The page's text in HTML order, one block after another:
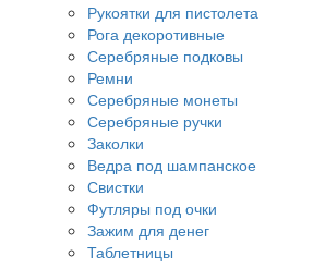
Рукоятки для пистолета
Рога декоротивные
Серебряные подковы
Ремни
Серебряные монеты
Серебряные ручки
Заколки
Ведра под шампанское
Свистки
Футляры под очки
Зажим для денег
Таблетницы